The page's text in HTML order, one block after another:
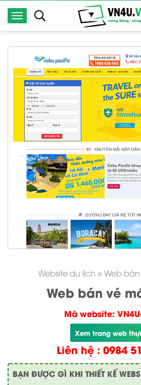
Website du lịch » Web
Web bán vé
Mã website:
Xem trang web
Liên hệ : 0984
BẠN ĐƯỢC GÌ KHI THIẾT KẾ